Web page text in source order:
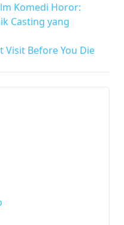
Komedi Horor:
Casting yang
Visit Before You Die